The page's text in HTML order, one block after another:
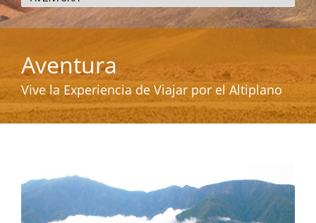
Aventura
Vive la Experiencia de Viajar por el Altiplano